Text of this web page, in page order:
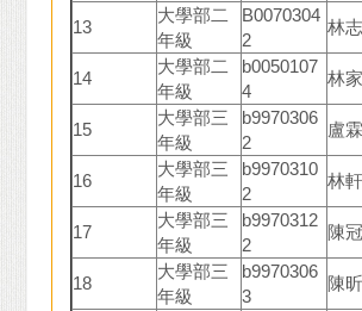
13
大學部二
年級
B0070304
2
林
14
大學部二
年級
b0050107
4
林
15
大學部三
年級
b9970306
2
盧霖
16
大學部三
年級
b9970310
2
林
17
大學部三
年級
b9970312
2
陳
18
大學部三
年級
b9970306
3
陳